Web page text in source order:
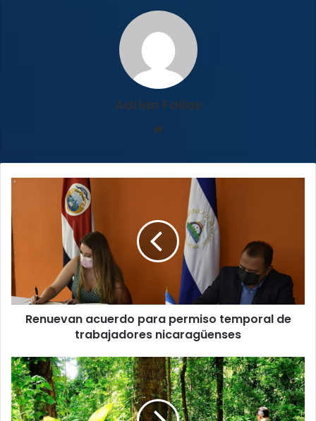
Adrian Fallas
Renuevan
para
permiso
temporal
de
trabajadores
nicaragüenses
Renuevan acuerdo para permiso temporal de
trabajadores nicaragüenses
ICT
celebra
el
Día